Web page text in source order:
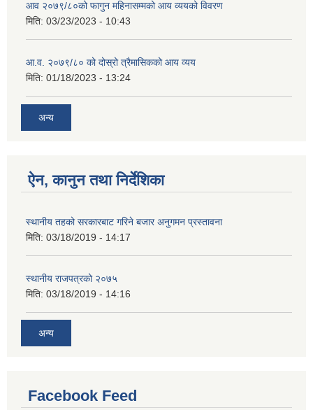
आव २०७९/८०को फागुन महिनासम्मको आय व्ययको विवरण
मिति: 03/23/2023 - 10:43
आ.व. २०७९/८० को दोस्रो त्रैमासिकको आय व्यय
मिति: 01/18/2023 - 13:24
अन्य
ऐन, कानुन तथा निर्देशिका
स्थानीय तहको सरकारबाट गरिने बजार अनुगमन प्रस्तावना
मिति: 03/18/2019 - 14:17
स्थानीय राजपत्रको २०७५
मिति: 03/18/2019 - 14:16
अन्य
Facebook Feed